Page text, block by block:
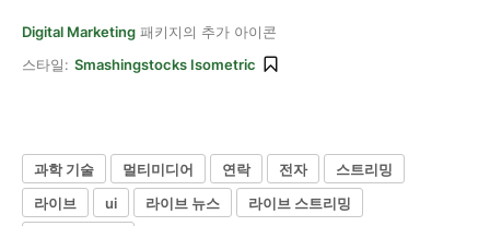
Digital Marketing 패키지의 추가 아이콘
스타일: Smashingstocks Isometric
과학 기술 멀티미디어 연락 전자
스트리밍
라이브
ui 라이브 뉴스
라이브 스트리밍